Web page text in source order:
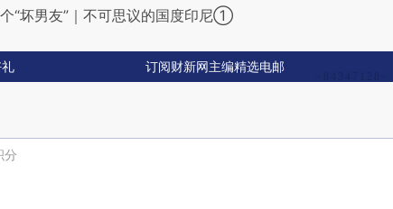
“坏男友”｜不可思议的国度印尼①
订阅财新网主编精选电邮
分